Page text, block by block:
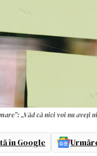
„Văd că nici voi nu aveți
în Google